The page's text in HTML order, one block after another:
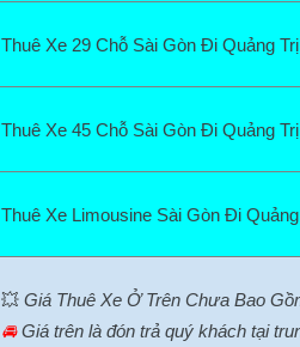
Thuê Xe 29 Chỗ Sài Gòn Đi Quảng Trị
Thuê Xe 45 Chỗ Sài Gòn Đi Quảng Trị
Thuê Xe Limousine Sài Gòn Đi
💥 Giá Thuê Xe Ở Trên Chưa Bao
🚘 Giá trên là đón trả quý khách tại